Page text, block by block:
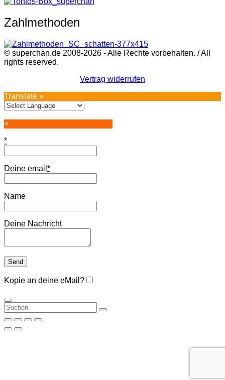
Zahlmethoden
© superchan.de 2008-2026 - Alle Rechte vorbehalten. / All
rights reserved.
Vertrag widerrufen
Translate »
×
*
Deine email *
Name
Deine Nachricht
Kopie an deine eMail?